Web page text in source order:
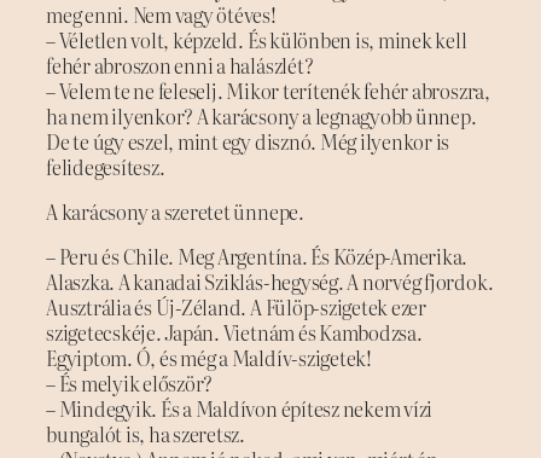
meg enni. Nem vagy ötéves!
– Véletlen volt, képzeld. És különben is, minek kell
fehér abroszon enni a halászlét?
– Velem te ne feleselj. Mikor terítenék fehér abroszra,
ha nem ilyenkor? A karácsony a legnagyobb ünnep.
De te úgy eszel, mint egy disznó. Még ilyenkor is
felidegesítesz.
A karácsony a szeretet ünnepe.
– Peru és Chile. Meg Argentína. És Közép-Amerika.
Alaszka. A kanadai Sziklás-hegység. A norvég fjordok.
Ausztrália és Új-Zéland. A Fülöp-szigetek ezer
szigetecskéje. Japán. Vietnám és Kambodzsa.
Egyiptom. Ó, és még a Maldív-szigetek!
– És melyik először?
– Mindegyik. És a Maldívon építesz nekem vízi
bungalót is, ha szeretsz.